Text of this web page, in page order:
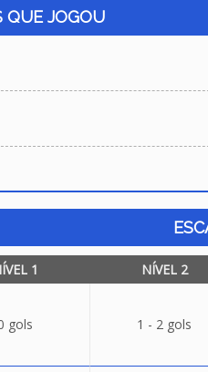
QUE JOGOU
1 NÍVEL 2
gols 1 - 2 gols